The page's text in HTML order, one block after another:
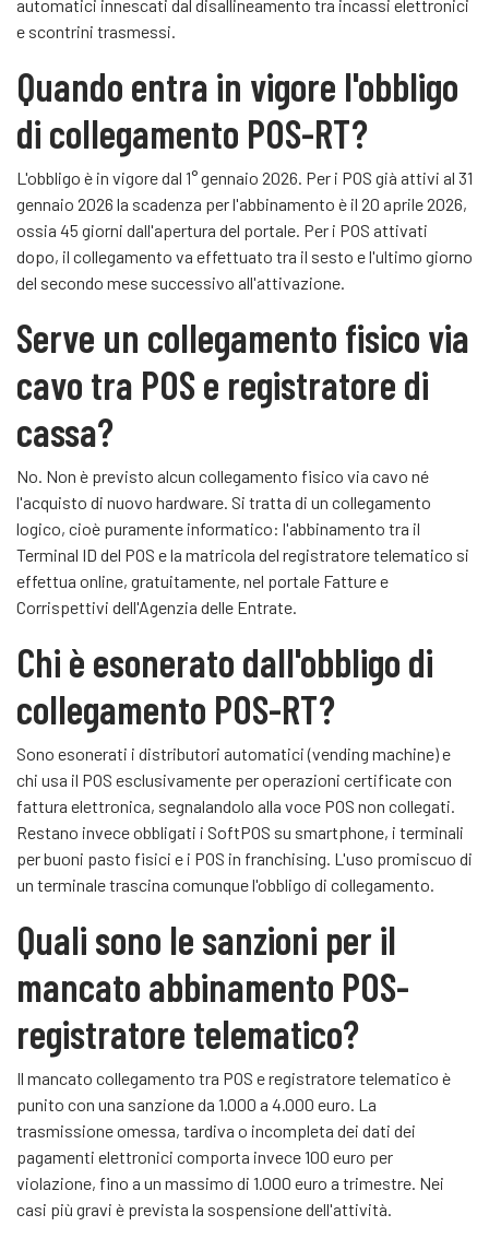
automatici innescati dal disallineamento tra incassi elettronici
e scontrini trasmessi.
Quando entra in vigore l'obbligo
di collegamento POS-RT?
L'obbligo è in vigore dal 1° gennaio 2026. Per i POS già attivi al 31
gennaio 2026 la scadenza per l'abbinamento è il 20 aprile 2026,
ossia 45 giorni dall'apertura del portale. Per i POS attivati
dopo, il collegamento va effettuato tra il sesto e l'ultimo giorno
del secondo mese successivo all'attivazione.
Serve un collegamento fisico via
cavo tra POS e registratore di
cassa?
No. Non è previsto alcun collegamento fisico via cavo né
l'acquisto di nuovo hardware. Si tratta di un collegamento
logico, cioè puramente informatico: l'abbinamento tra il
Terminal ID del POS e la matricola del registratore telematico si
effettua online, gratuitamente, nel portale Fatture e
Corrispettivi dell'Agenzia delle Entrate.
Chi è esonerato dall'obbligo di
collegamento POS-RT?
Sono esonerati i distributori automatici (vending machine) e
chi usa il POS esclusivamente per operazioni certificate con
fattura elettronica, segnalandolo alla voce POS non collegati.
Restano invece obbligati i SoftPOS su smartphone, i terminali
per buoni pasto fisici e i POS in franchising. L'uso promiscuo di
un terminale trascina comunque l'obbligo di collegamento.
Quali sono le sanzioni per il
mancato abbinamento POS-
registratore telematico?
Il mancato collegamento tra POS e registratore telematico è
punito con una sanzione da 1.000 a 4.000 euro. La
trasmissione omessa, tardiva o incompleta dei dati dei
pagamenti elettronici comporta invece 100 euro per
violazione, fino a un massimo di 1.000 euro a trimestre. Nei
casi più gravi è prevista la sospensione dell'attività.